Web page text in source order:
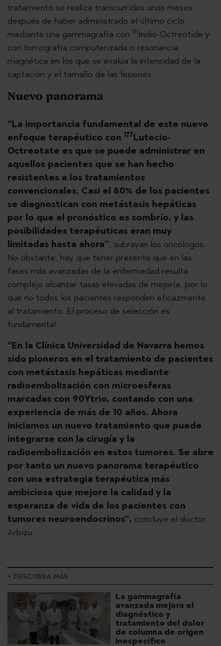
tratamiento se realiza transcurridos unos meses
después de haber administrado el último ciclo
mediante una gammagrafía con 111Indio-Octreotide y
con tomografía computerizada o resonancia
magnética en los que se evalúa la intensidad de la
captación y el tamaño de las lesiones.
Nuevo panorama
“La importancia fundamental de este nuevo
enfoque terapéutico con 177Lutecio-
Octreotate es que se puede administrar en
aquellos pacientes que se han hecho
resistentes a los tratamientos
convencionales. Casi el 80% de los pacientes
se diagnostican con metástasis hepáticas
por lo que el pronóstico es sombrío, y las
posibilidades terapéuticas eran muy
limitadas hasta ahora”, subrayan los oncólogos.
No obstante, hay que tener presente que en las
fases más avanzadas de la enfermedad resulta
complejo alcanzar tasas elevadas de mejoría, por lo
que no todos los pacientes responden eficazmente
al tratamiento. El proceso de selección es
fundamental.
“En la Clínica Universidad de Navarra hemos
sido pioneros en el tratamiento de pacientes
con metástasis hepáticas mediante
radioembolización con microesferas
marcadas con 90Ytrio, contando con una
experiencia de más de 10 años. Ahora
iniciamos un nuevo tratamiento que puede
integrarse con la cirugía y la
radioembolización en estos tumores. Se abre
por tanto un nuevo panorama terapéutico
con una estrategia terapéutica más
ambiciosa que mejore la calidad y la
esperanza de vida de los pacientes con
tumores neuroendocrinos”, concluye el doctor
Arbizu.
+ DESCUBRA MÁS
La gammagrafía
avanzada mejora el
diagnóstico y
tratamiento del dolor
de columna de origen
inespecífico